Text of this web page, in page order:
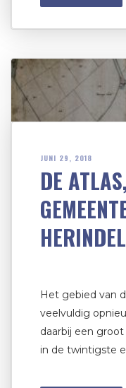
JUNI 29, 2018
DE
Het gebied van
veelvuldig
daarbij een
in de twintigste